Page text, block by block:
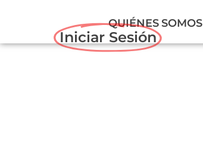
QUIÉNES SOMOS
Iniciar Sesión